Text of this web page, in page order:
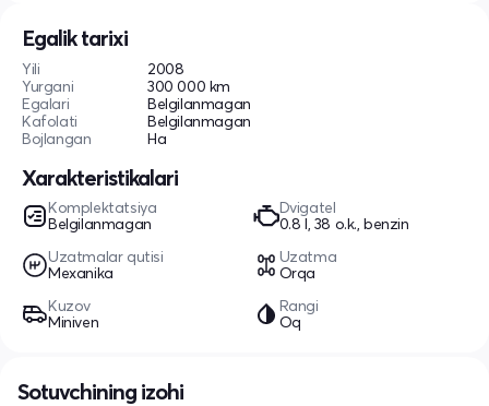
Egalik tarixi
Yili
2008
Yurgani
300 000 km
Egalari
Belgilanmagan
Kafolati
Belgilanmagan
Bojlangan
Ha
Xarakteristikalari
Komplektatsiya
Belgilanmagan
Dvigatel
0.8 l, 38 o.k., benzin
Uzatmalar qutisi
Mexanika
Uzatma
Orqa
Kuzov
Miniven
Rangi
Oq
Sotuvchining izohi